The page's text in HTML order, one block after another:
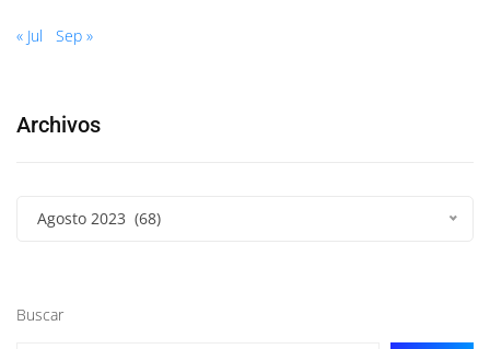
« Jul Sep »
Archivos
Agosto 2023 (68)
Buscar